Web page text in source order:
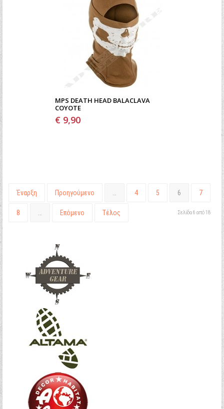
MPS DEATH HEAD BALACLAVA
COYOTE
€ 9,90
Έναρξη Προηγούμενο 4 5 6 7
8 Επόμενο Τέλος Σελίδα 6 από 18